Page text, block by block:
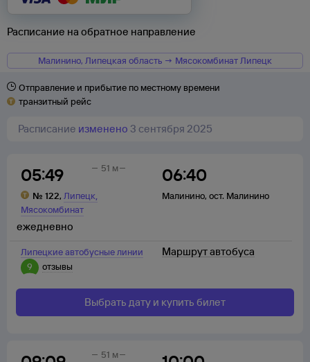
Расписание на обратное направление
Малинино, Липецкая область → Мясокомбинат Липецк
Отправление и прибытие по местному времени
транзитный рейс
Расписание изменено 3 сентября 2025
05:49
№ 122, Липецк,
Мясокомбинат
06:40
Малинино, ост. Малинино
51 м
Липецкие автобусные линии
9
отзывы
ежедневно
Маршрут автобуса
Выбрать дату и купить билет
51 м